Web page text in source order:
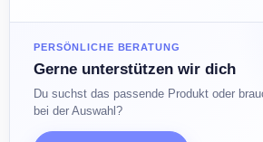
PERSÖNLICHE BERATUNG
Gerne unterstützen wir dich
Du suchst das passende Produkt oder
bei der Auswahl?